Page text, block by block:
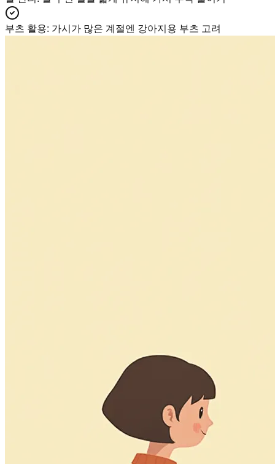
부츠 활용: 가시가 많은 계절엔 강아지용 부츠 고려